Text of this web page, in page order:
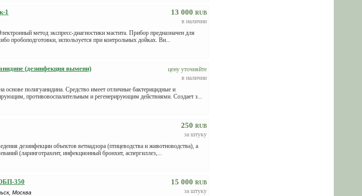
13 000 RUB
в наличии
1
метод экспресс-диагностики мастита. Прибор предназначен для
пробоподготовки, используется при контрольных дойках. Ви...
цену уточняйте
в наличии
(дезинфекция вымени)
основе полигуанидина. Средство имеет отличные бактерицидные и
противовоспалительным и регенерирующим действиями. Создает з...
250 RUB
за штуку
дезинфекции объектов ветнадзора (птицеводства и животноводства), а
(ларинготрахеит, инфекционный бронхит, аспергиллез,...
15 000 RUB
за штуку
350
Москва